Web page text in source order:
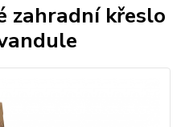
zahradní křeslo